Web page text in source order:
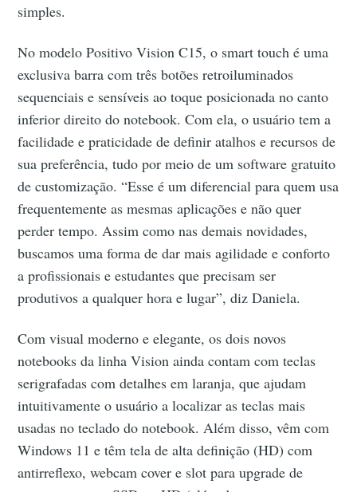
simples.
No modelo Positivo Vision C15, o smart touch é uma
exclusiva barra com três botões retroiluminados
sequenciais e sensíveis ao toque posicionada no canto
inferior direito do notebook. Com ela, o usuário tem a
facilidade e praticidade de definir atalhos e recursos de
sua preferência, tudo por meio de um software gratuito
de customização. “Esse é um diferencial para quem usa
frequentemente as mesmas aplicações e não quer
perder tempo. Assim como nas demais novidades,
buscamos uma forma de dar mais agilidade e conforto
a profissionais e estudantes que precisam ser
produtivos a qualquer hora e lugar”, diz Daniela.
Com visual moderno e elegante, os dois novos
notebooks da linha Vision ainda contam com teclas
serigrafadas com detalhes em laranja, que ajudam
intuitivamente o usuário a localizar as teclas mais
usadas no teclado do notebook. Além disso, vêm com
Windows 11 e têm tela de alta definição (HD) com
antirreflexo, webcam cover e slot para upgrade de